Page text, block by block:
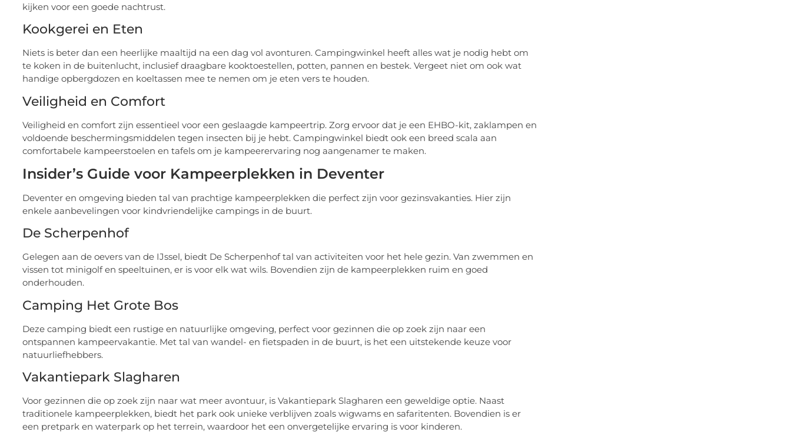
kijken voor een goede nachtrust.
Kookgerei en Eten
Niets is beter dan een heerlijke maaltijd na een dag vol avonturen. Campingwinkel heeft alles wat je nodig hebt om
te koken in de buitenlucht, inclusief draagbare kooktoestellen, potten, pannen en bestek. Vergeet niet om ook wat
handige opbergdozen en koeltassen mee te nemen om je eten vers te houden.
Veiligheid en Comfort
Veiligheid en comfort zijn essentieel voor een geslaagde kampeertrip. Zorg ervoor dat je een EHBO-kit, zaklampen en
voldoende beschermingsmiddelen tegen insecten bij je hebt. Campingwinkel biedt ook een breed scala aan
comfortabele kampeerstoelen en tafels om je kampeerervaring nog aangenamer te maken.
Insider’s Guide voor Kampeerplekken in Deventer
Deventer en omgeving bieden tal van prachtige kampeerplekken die perfect zijn voor gezinsvakanties. Hier zijn
enkele aanbevelingen voor kindvriendelijke campings in de buurt.
De Scherpenhof
Gelegen aan de oevers van de IJssel, biedt De Scherpenhof tal van activiteiten voor het hele gezin. Van zwemmen en
vissen tot minigolf en speeltuinen, er is voor elk wat wils. Bovendien zijn de kampeerplekken ruim en goed
onderhouden.
Camping Het Grote Bos
Deze camping biedt een rustige en natuurlijke omgeving, perfect voor gezinnen die op zoek zijn naar een
ontspannen kampeervakantie. Met tal van wandel- en fietspaden in de buurt, is het een uitstekende keuze voor
natuurliefhebbers.
Vakantiepark Slagharen
Voor gezinnen die op zoek zijn naar wat meer avontuur, is Vakantiepark Slagharen een geweldige optie. Naast
traditionele kampeerplekken, biedt het park ook unieke verblijven zoals wigwams en safaritenten. Bovendien is er
een pretpark en waterpark op het terrein, waardoor het een onvergetelijke ervaring is voor kinderen.